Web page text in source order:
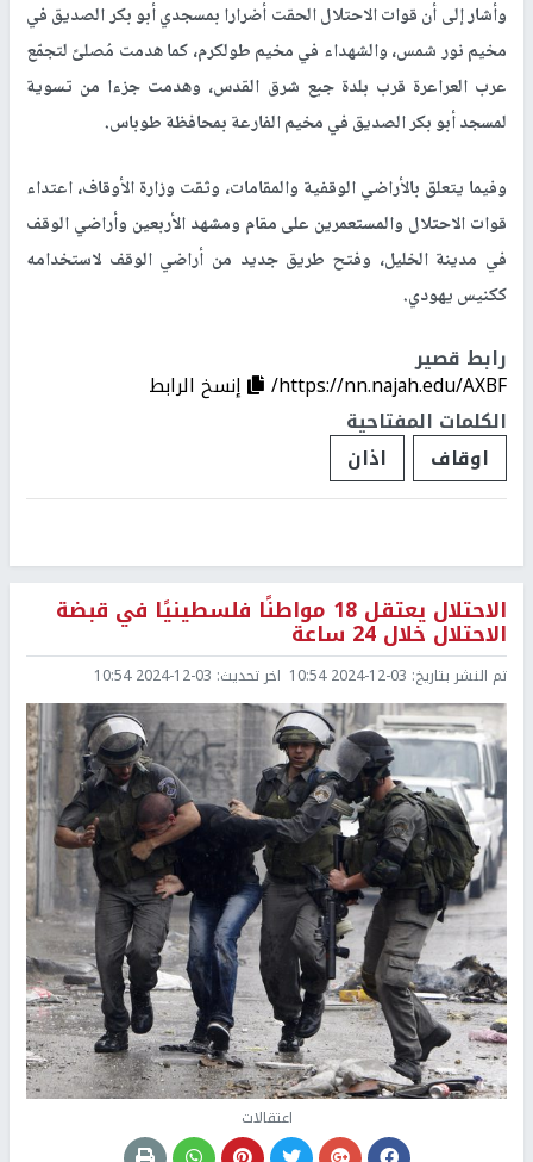
وأشار إلى أن قوات الاحتلال الحقت أضرارا بمسجدي أبو بكر الصديق في
مخيم نور شمس، والشهداء في مخيم طولكرم، كما هدمت مُصلىً لتجمّع
عرب العراعرة قرب بلدة جبع شرق القدس، وهدمت جزءا من تسوية
لمسجد أبو بكر الصديق في مخيم الفارعة بمحافظة طوباس.
وفيما يتعلق بالأراضي الوقفية والمقامات، وثقت وزارة الأوقاف، اعتداء
قوات الاحتلال والمستعمرين على مقام ومشهد الأربعين وأراضي الوقف
في مدينة الخليل، وفتح طريق جديد من أراضي الوقف لاستخدامه
ككنيس يهودي.
رابط قصير
https://nn.najah.edu/AXBF/
إنسخ الرابط
الكلمات المفتاحية
اوقاف
اذان
الاحتلال يعتقل 18 مواطنًا فلسطينيًا في قبضة
الاحتلال خلال 24 ساعة
تم النشر بتاريخ: 2024-12-03 10:54 اخر تحديث: 2024-12-03 10:54
اعتقالات